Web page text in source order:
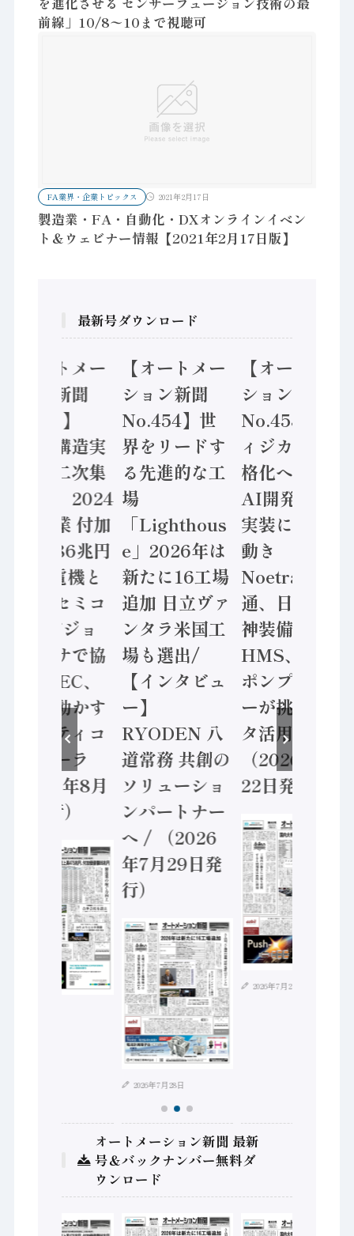
前線」10/8〜10まで視聴可
FA業界・企業トピックス 2021年2月17日
製造業・FA・自動化・DXオンラインイベン
ト＆ウェビナー情報【2021年2月17日版】
最新号ダウンロード
【オートメー
ション新聞
No.455】
「経済構造実
態調査二次集
計結果」2024
年製造業 付加
価値額86兆円
/ 三菱電機と
ソニーセミコ
ン AIビジョ
ンセンサで協
業 / IDEC、
安全に動かす
セーフティコ
ントローラ
（2026年8月
5日発行）
【オートメー
ション新聞
No.454】世
界をリードす
る先進的な工
場
「Lighthous
e」2026年は
新たに16工場
追加 日立ヴァ
ンタラ米国工
場も選出/
【インタビュ
ー】
RYODEN 八
道常務 共創の
ソリューショ
ンパートナー
へ / （2026
年7月29日発
行）
2026年7月28日
【オートメー
ション新聞
No.453】フ
ィジカルAI本
格化へ 国産
AI開発や社会
実装に活発な
動き
Noetra、富士
通、日立 / 兵
神装備 ×
HMS、老舗
ポンプメーカ
ーが挑むデー
タ活用 など
（2026年7月
22日発行）
2026年7月21日
オートメーション新聞 最新
号＆バックナンバー無料ダ
ウンロード